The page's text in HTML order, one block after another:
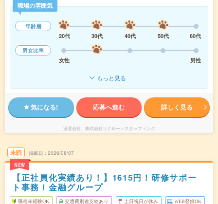
職場の雰囲気
年齢層
20代
30代 40代 50代
60代
男女比率
女性
男性
もっと見る
気になる! 応募へ進む 詳しく見る
派遣会社 株式会社リクルートスタッフィング
未読
NEW
掲載日 2026/08/07
【正社員化実績あり！】1615円！研修サポー
ト事務！金融グループ
職種未経験OK 交通費別途支給あり 土日祝日が休み WEB登録OK